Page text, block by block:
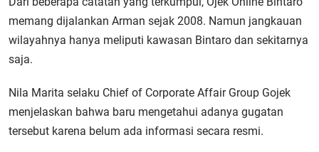
memang dijalankan Arman sejak 2008. Namun jangkauan
wilayahnya hanya meliputi kawasan Bintaro dan sekitarnya
saja.
Nila Marita selaku Chief of Corporate Affair Group Gojek
menjelaskan bahwa baru mengetahui adanya gugatan
tersebut karena belum ada informasi secara resmi.